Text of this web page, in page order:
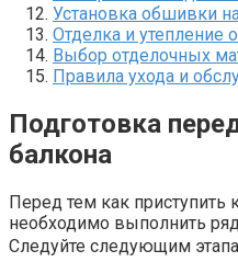
Установка обшивки
Отделка и утепление
Выбор отделочных
Правила ухода и
Подготовка
балкона
Перед тем как приступить
необходимо выполнить
Следуйте следующим